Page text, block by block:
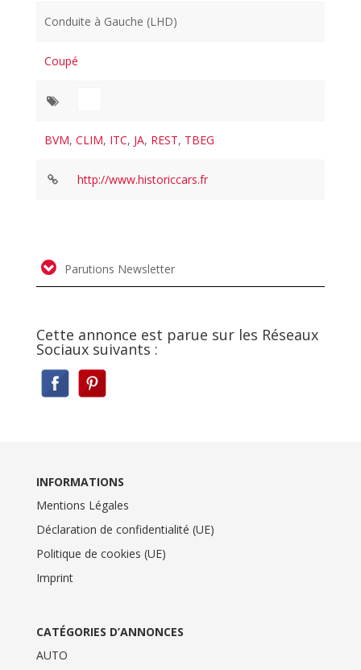
Conduite à Gauche (LHD)
Coupé
BVM,CLIM, ITC, JA, REST, TBEG
http://www.historiccars.fr
Parutions Newsletter
Cette annonce est parue sur les Réseaux
Sociaux suivants :
INFORMATIONS
Mentions Légales
Déclaration de confidentialité (UE)
Politique de cookies (UE)
Imprint
CATÉGORIES D’ANNONCES
AUTO